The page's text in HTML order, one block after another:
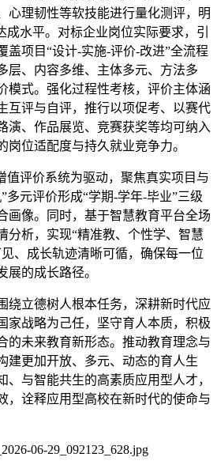
心理韧性等软技能进行量化测评，明
成水平。对标企业岗位实际要求，引
盖项目“设计-实施-评价-改进”全流程
层、内容多维、主体多元、方法多
模式。强化过程性考核，评价主体涵
互评与自评，推行以项促考、以赛代
演、作品展览、竞赛获奖等均可纳入
岗位适配度与持久就业竞争力。
值评价系统为驱动，聚焦真实项目与
多元评价形成“学期-学年-毕业”三级
画像。同时，基于智慧教育平台全场
分析，实现“精准教、个性学、智慧
、成长轨迹清晰可循，确保每一位
展的成长路径。
绕立德树人根本任务，深耕新时代应
家战略为己任，坚守育人本质，积极
的未来教育新形态。推动教育理念与
建更加开放、多元、动态的育人生
、与智能共生的高素质应用型人才，
，诠释应用型高校在新时代的使命与